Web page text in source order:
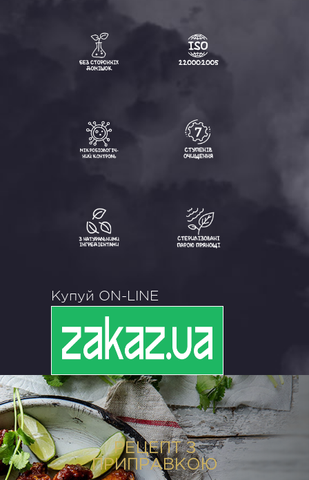
Купуй ON-LINE
РЕЦЕПТ З
ПРИПРАВКОЮ